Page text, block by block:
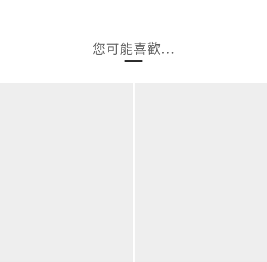
您可能喜歡...